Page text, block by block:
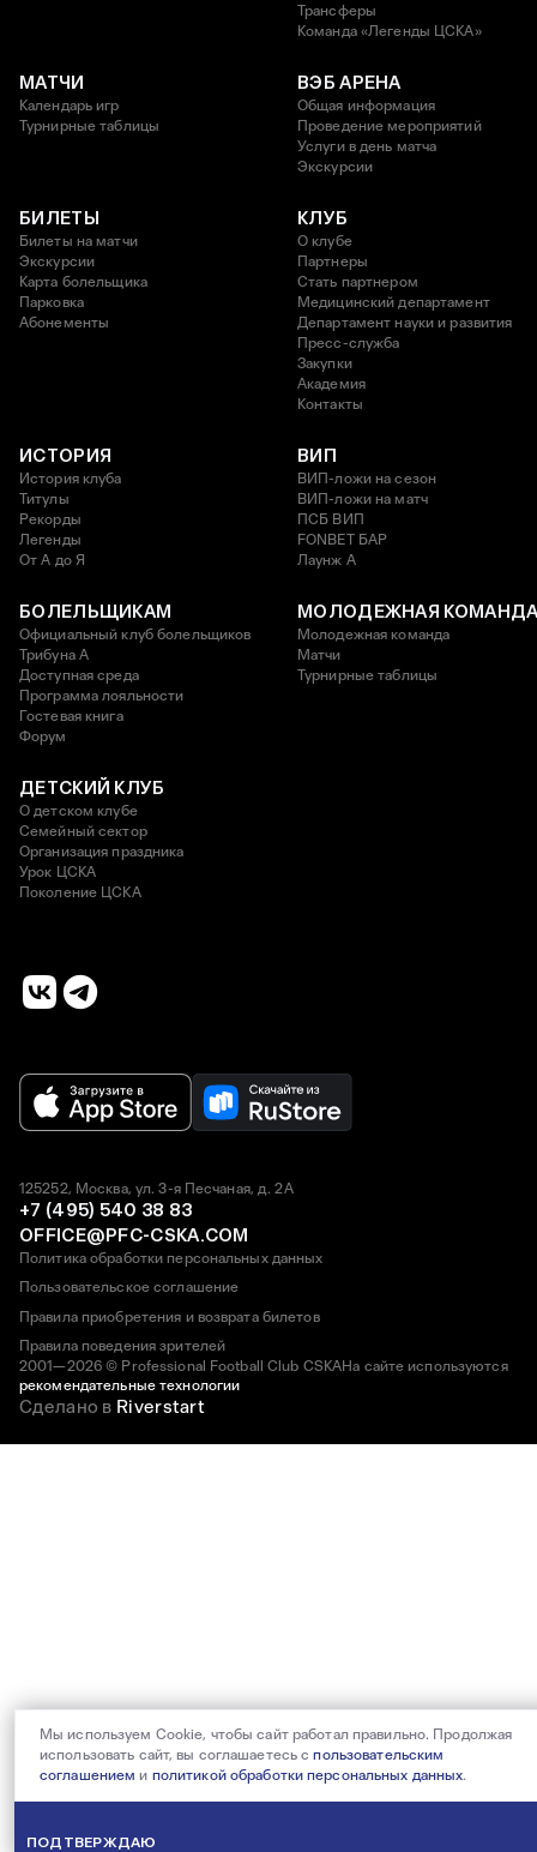
Трансферы
Команда «Легенды ЦСКА»
МАТЧИ
Календарь игр
Турнирные таблицы
ВЭБ АРЕНА
Общая информация
Проведение мероприятий
Услуги в день матча
Экскурсии
БИЛЕТЫ
Билеты на матчи
Экскурсии
Карта болельщика
Парковка
Абонементы
КЛУБ
О клубе
Партнеры
Стать партнером
Медицинский департамент
Департамент науки и развития
Пресс-служба
Закупки
Академия
Контакты
ИСТОРИЯ
История клуба
Титулы
Рекорды
Легенды
От А до Я
ВИП
ВИП-ложи на сезон
ВИП-ложи на матч
ПСБ ВИП
FONBET БАР
Лаунж A
БОЛЕЛЬЩИКАМ
Официальный клуб болельщиков
Трибуна А
Доступная среда
Программа лояльности
Гостевая книга
Форум
МОЛОДЕЖНАЯ
Молодежная команда
Матчи
Турнирные таблицы
ДЕТСКИЙ КЛУБ
О детском клубе
Семейный сектор
Организация праздника
Урок ЦСКА
Поколение ЦСКА
2001—2026 © Professional Football Club CSKAНа сайте используются
рекомендательные технологии
125252, Москва, ул. 3-я Песчаная, д. 2А
+7 (495) 540 38 83
OFFICE@PFC-CSKA.COM
Политика обработки персональных данных
Пользовательское соглашение
Правила приобретения и возврата билетов
Правила поведения зрителей
Сделано в Riverstart
Мы используем Cookie, чтобы сайт работал правильно. Продолжая
использовать сайт, вы соглашаетесь спользовательским
соглашением и политикой обработки персональных данных.
ПОДТВЕРЖДАЮ